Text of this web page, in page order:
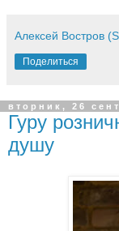
Алексей Востров
Поделиться
вторник, 26
Гуру
душу